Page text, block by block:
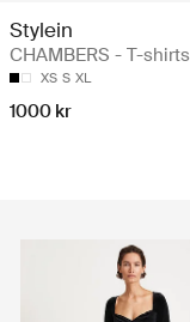
Stylein
CHAMBERS - T-shirts
XS S XL
1000 kr